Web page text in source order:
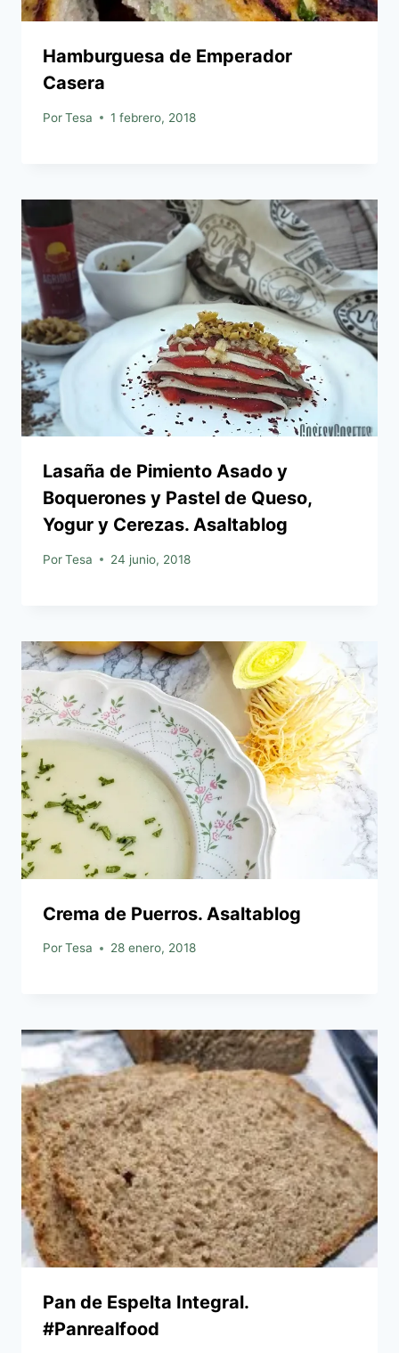
Hamburguesa de Emperador
Casera
PorTesa 1 febrero, 2018
Lasaña de Pimiento Asado y
Boquerones y Pastel de Queso,
Yogur y Cerezas. Asaltablog
PorTesa 24 junio, 2018
Crema de Puerros. Asaltablog
PorTesa 28 enero, 2018
Pan de Espelta Integral.
#Panrealfood